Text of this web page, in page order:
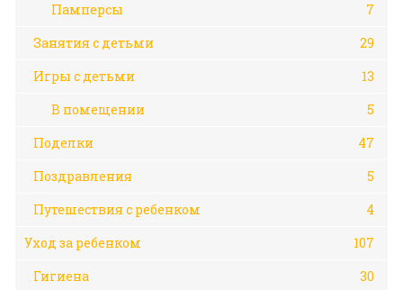
Памперсы
7
Занятия с детьми
29
Игры с детьми
13
В помещении
5
Поделки
47
Поздравления
5
Путешествия с ребенком
4
Уход за ребенком
107
Гигиена
30